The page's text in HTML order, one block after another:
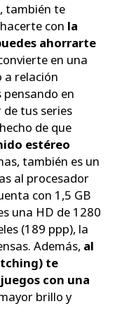
también te
con la
ahorrarte
en una
a relación
en
tus series
de que
estéreo
también es un
al procesador
con 1,5 GB
una HD de 1280
(189 ppp), la
Además, al
te
con una
brillo y